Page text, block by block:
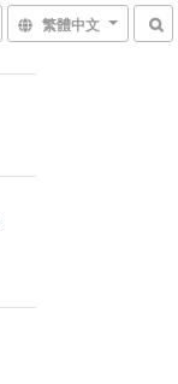
繁體中文